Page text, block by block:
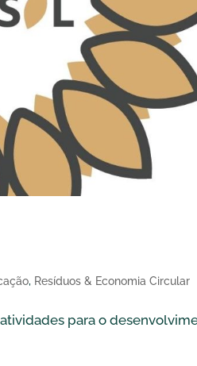
, Resíduos & Economia Circular
para o